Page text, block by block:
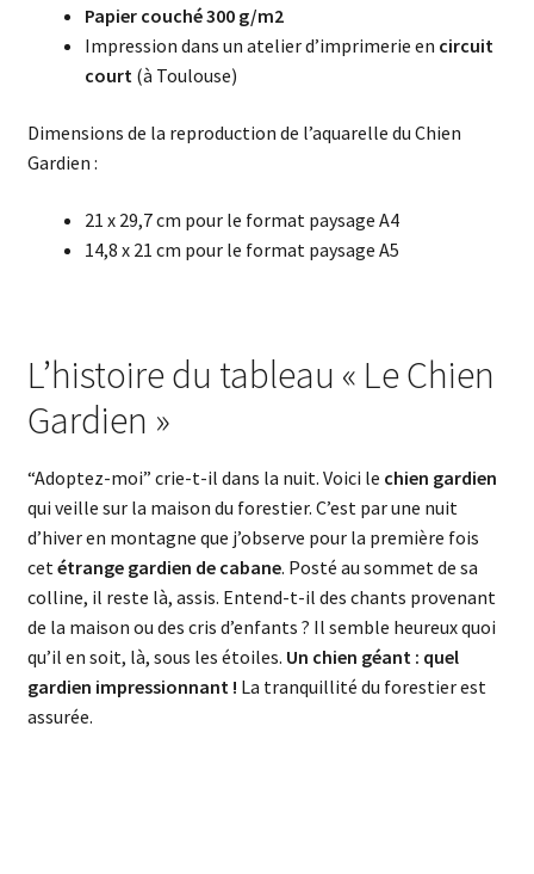
Papier couché 300 g/m2
Impression dans un atelier d’imprimerie en circuit
court(à Toulouse)
Dimensions de la reproduction de l’aquarelle du Chien
Gardien :
21 x 29,7 cm pour le format paysage A4
14,8 x 21 cm pour le format paysage A5
L’histoire du tableau « Le Chien
Gardien »
“Adoptez-moi” crie-t-il dans la nuit. Voici le chien gardien
qui veille sur la maison du forestier. C’est par une nuit
d’hiver en montagne que j’observe pour la première fois
cetétrange gardien de cabane. Posté au sommet de sa
colline, il reste là, assis. Entend-t-il des chants provenant
de la maison ou des cris d’enfants ? Il semble heureux quoi
qu’il en soit, là, sous les étoiles. Un chien géant : quel
gardien impressionnant ! La tranquillité du forestier est
assurée.